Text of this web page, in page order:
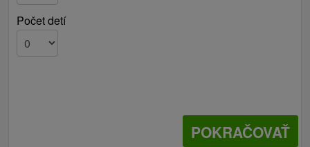
Počet detí
POKRAČOVAŤ